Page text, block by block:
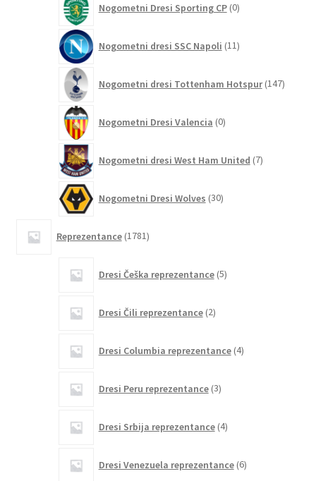
Nogometni Dresi Sporting CP 0izdelkov
Nogometni dresi SSC Napoli 11izdelkov
Nogometni dresi Tottenham Hotspur 147
Nogometni Dresi Valencia 0izdelkov
Nogometni dresi West Ham United 7izdelkov
Nogometni Dresi Wolves 30izdelkov
Reprezentance 1781izdelkov
Dresi Češka reprezentance 5izdelkov
Dresi Čili reprezentance 2izdelka
Dresi Columbia reprezentance 4izdelki
Dresi Peru reprezentance 3izdelki
Dresi Srbija reprezentance 4izdelki
Dresi Venezuela reprezentance 6izdelkov